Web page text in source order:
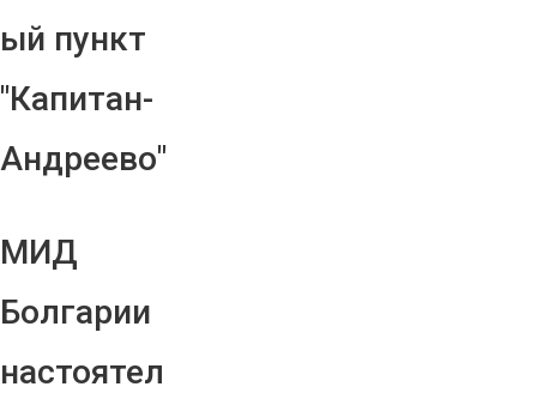
ый пункт
"Капитан-
Андреево"
МИД
Болгарии
настоятел